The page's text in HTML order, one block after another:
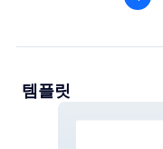
템플릿